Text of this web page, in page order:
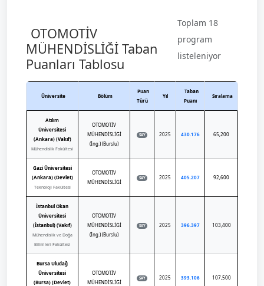
OTOMOTİV
MÜHENDİSLİĞİ Taban
Puanları Tablosu
Toplam 18
program
listeleniyor
Üniversite Bölüm
Puan
Türü
Yıl
Taban
Puanı
Sıralama
Atılım
Üniversitesi
(Ankara) (Vakıf)
Mühendislik Fakültesi
OTOMOTİV
MÜHENDİSLİĞİ
(İng.) (Burslu)
SAY 2025 430.176 65,200
Gazi Üniversitesi
(Ankara) (Devlet)
Teknoloji Fakültesi
OTOMOTİV
MÜHENDİSLİĞİ
SAY 2025 405.207 92,600
İstanbul Okan
Üniversitesi
(İstanbul) (Vakıf)
Mühendislik ve Doğa
Bilimleri Fakültesi
OTOMOTİV
MÜHENDİSLİĞİ
(İng.) (Burslu)
SAY 2025 396.397 103,400
Bursa Uludağ
Üniversitesi
(Bursa) (Devlet)
OTOMOTİV
MÜHENDİSLİĞİ
SAY 2025 393.106 107,500